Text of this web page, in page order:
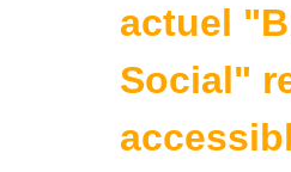
actuel
Social"